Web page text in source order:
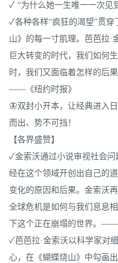
✓ “为什么她一生唯一一次见
✓各种各样“疯狂的渴望”贯
山》的每一寸肌理。芭芭拉·
巨大转变的时代，我们如何
时，我们又面临着怎样的后
——《纽约时报》
🦋双封小开本，让经典进入
而出、势不可挡！
【各界盛赞】
✓金索沃通过小说审视社会
经在这个领域开创出自己的
变化的原因和后果。金索沃
全球危机是如何与我们息息
下这个正在崩塌的世界。——
✓芭芭拉·金索沃以科学家对
心，在《蝴蝶烧山》中勾画